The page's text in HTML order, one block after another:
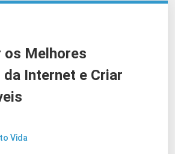
os Melhores
Internet e Criar
Vida